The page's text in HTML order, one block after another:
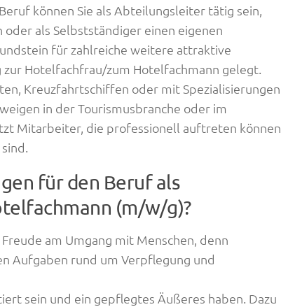
können Sie als Abteilungsleiter tätig sein,
als Selbstständiger einen eigenen
für zahlreiche weitere attraktive
Hotelfachfrau/zum Hotelfachmann gelegt.
Kreuzfahrtschiffen oder mit Spezialisierungen
in der Tourismusbranche oder im
Mitarbeiter, die professionell auftreten können
für den Beruf als
(m/w/g)?
am Umgang mit Menschen, denn
Aufgaben rund um Verpflegung und
sein und ein gepflegtes Äußeres haben. Dazu